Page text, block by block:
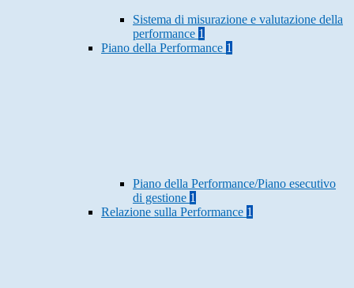
Sistema di misurazione e valutazione della
performance 1
Piano della Performance 1
Piano della Performance/Piano esecutivo
di gestione 1
Relazione sulla Performance 1